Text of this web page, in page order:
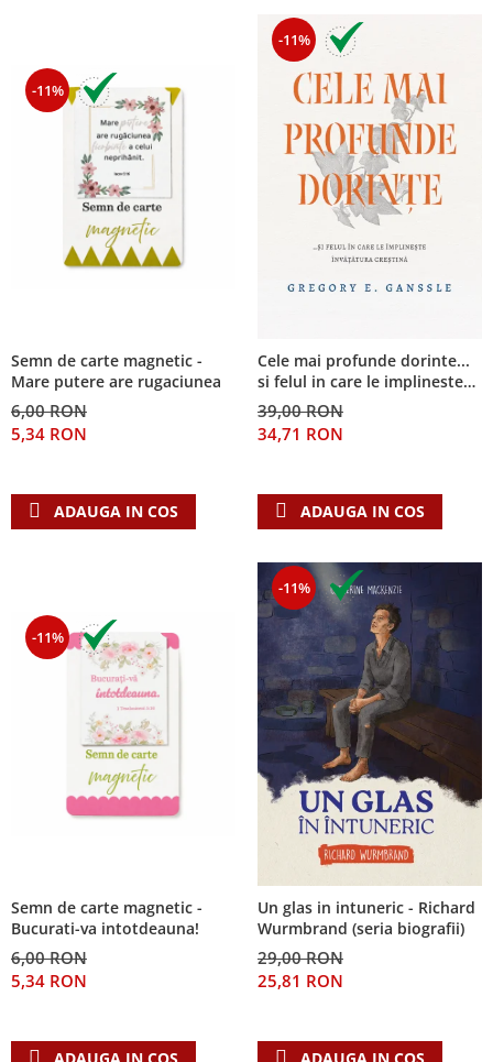
-11%
Semn de carte magnetic -
Mare putere are rugaciunea
6,00 RON
5,34 RON
ADAUGA IN COS
-11%
Cele mai profunde dorinte...
si felul in care le implineste
invatatura crestina
39,00 RON
34,71 RON
ADAUGA IN COS
-11%
Semn de carte magnetic -
Bucurati-va intotdeauna!
6,00 RON
5,34 RON
-11%
Un glas in intuneric - Richard
Wurmbrand (seria biografii)
29,00 RON
25,81 RON